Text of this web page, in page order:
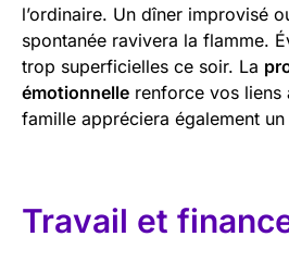
l’ordinaire. Un dîner improvisé
spontanée ravivera la flamme.
trop superficielles ce soir. La
émotionnelle renforce vos liens
famille appréciera également
Travail et